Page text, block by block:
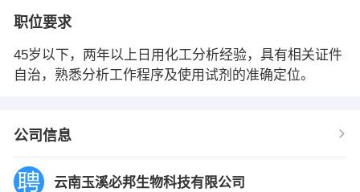
职位要求
45岁以下，两年以上日用化工分析经验，具有相关证件
自治，熟悉分析工作程序及使用试剂的准确定位。
公司信息
云南玉溪必邦生物科技有限公司